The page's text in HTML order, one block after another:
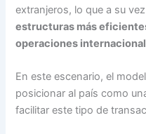
extranjeros, lo que a su
estructuras más
operaciones
En este escenario, el
posicionar al país como
facilitar este tipo de